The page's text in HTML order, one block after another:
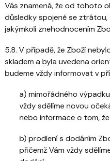
Vás znamená, že od tohoto
důsledky spojené se ztrátou,
jakýmkoli znehodnocením
5.8. V případě, že Zboží
skladem a byla uvedena
budeme vždy informovat v
a) mimořádného
vždy sdělíme novou
nebo informace o tom,
b) prodlení s dodáním
přičemž Vám vždy